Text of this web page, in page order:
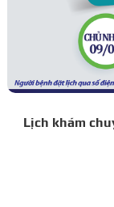
Lịch khám